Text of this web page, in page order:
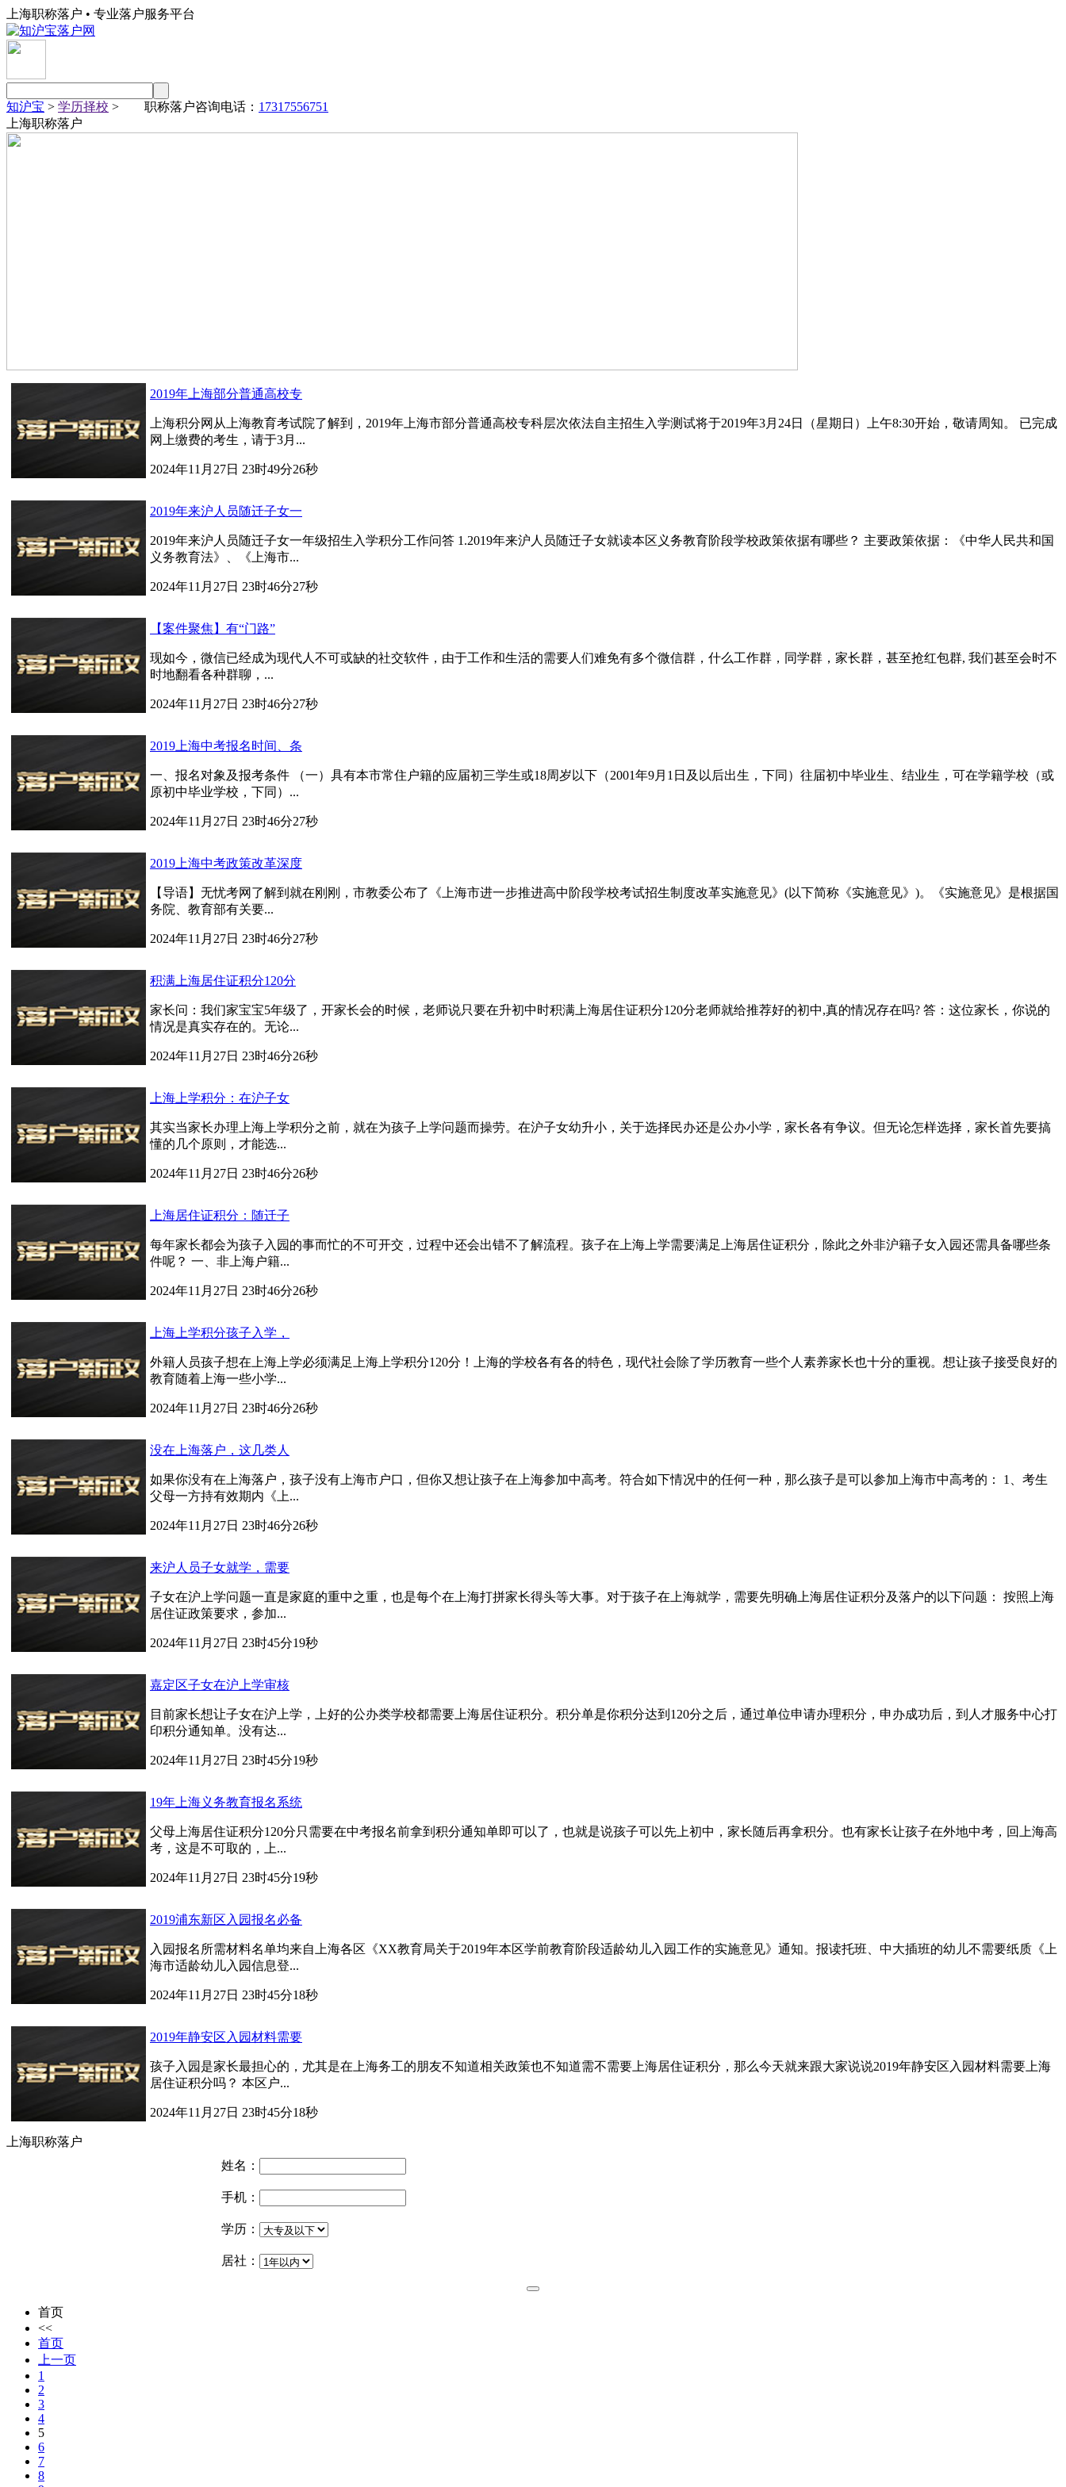
上海职称落户 • 专业落户服务平台
知沪宝 > 学历择校 > 职称落户咨询电话： 17317556751
上海职称落户
2019年上海部分普通高校专
上海积分网从上海教育考试院了解到，2019年上海市部分普通高校专科层次依法自主招生入学测试将于2019年3月24日（星期日）上午8:30开始，敬请周知。 已完成
网上缴费的考生，请于3月...
2024年11月27日 23时49分26秒
2019年来沪人员随迁子女一
2019年来沪人员随迁子女一年级招生入学积分工作问答 1.2019年来沪人员随迁子女就读本区义务教育阶段学校政策依据有哪些？ 主要政策依据：《中华人民共和国
义务教育法》、《上海市...
2024年11月27日 23时46分27秒
【案件聚焦】有“门路”
现如今，微信已经成为现代人不可或缺的社交软件，由于工作和生活的需要人们难免有多个微信群，什么工作群，同学群，家长群，甚至抢红包群, 我们甚至会时不
时地翻看各种群聊，...
2024年11月27日 23时46分27秒
2019上海中考报名时间、条
一、报名对象及报考条件 （一）具有本市常住户籍的应届初三学生或18周岁以下（2001年9月1日及以后出生，下同）往届初中毕业生、结业生，可在学籍学校（或
原初中毕业学校，下同）...
2024年11月27日 23时46分27秒
2019上海中考政策改革深度
【导语】无忧考网了解到就在刚刚，市教委公布了《上海市进一步推进高中阶段学校考试招生制度改革实施意见》(以下简称《实施意见》)。《实施意见》是根据国
务院、教育部有关要...
2024年11月27日 23时46分27秒
积满上海居住证积分120分
家长问：我们家宝宝5年级了，开家长会的时候，老师说只要在升初中时积满上海居住证积分120分老师就给推荐好的初中,真的情况存在吗? 答：这位家长，你说的
情况是真实存在的。无论...
2024年11月27日 23时46分26秒
上海上学积分：在沪子女
其实当家长办理上海上学积分之前，就在为孩子上学问题而操劳。在沪子女幼升小，关于选择民办还是公办小学，家长各有争议。但无论怎样选择，家长首先要搞
懂的几个原则，才能选...
2024年11月27日 23时46分26秒
上海居住证积分：随迁子
每年家长都会为孩子入园的事而忙的不可开交，过程中还会出错不了解流程。孩子在上海上学需要满足上海居住证积分，除此之外非沪籍子女入园还需具备哪些条
件呢？ 一、非上海户籍...
2024年11月27日 23时46分26秒
上海上学积分孩子入学，
外籍人员孩子想在上海上学必须满足上海上学积分120分！上海的学校各有各的特色，现代社会除了学历教育一些个人素养家长也十分的重视。想让孩子接受良好的
教育随着上海一些小学...
2024年11月27日 23时46分26秒
没在上海落户，这几类人
如果你没有在上海落户，孩子没有上海市户口，但你又想让孩子在上海参加中高考。符合如下情况中的任何一种，那么孩子是可以参加上海市中高考的： 1、考生
父母一方持有效期内《上...
2024年11月27日 23时46分26秒
来沪人员子女就学，需要
子女在沪上学问题一直是家庭的重中之重，也是每个在上海打拼家长得头等大事。对于孩子在上海就学，需要先明确上海居住证积分及落户的以下问题： 按照上海
居住证政策要求，参加...
2024年11月27日 23时45分19秒
嘉定区子女在沪上学审核
目前家长想让子女在沪上学，上好的公办类学校都需要上海居住证积分。积分单是你积分达到120分之后，通过单位申请办理积分，申办成功后，到人才服务中心打
印积分通知单。没有达...
2024年11月27日 23时45分19秒
19年上海义务教育报名系统
父母上海居住证积分120分只需要在中考报名前拿到积分通知单即可以了，也就是说孩子可以先上初中，家长随后再拿积分。也有家长让孩子在外地中考，回上海高
考，这是不可取的，上...
2024年11月27日 23时45分19秒
2019浦东新区入园报名必备
入园报名所需材料名单均来自上海各区《XX教育局关于2019年本区学前教育阶段适龄幼儿入园工作的实施意见》通知。报读托班、中大插班的幼儿不需要纸质《上
海市适龄幼儿入园信息登...
2024年11月27日 23时45分18秒
2019年静安区入园材料需要
孩子入园是家长最担心的，尤其是在上海务工的朋友不知道相关政策也不知道需不需要上海居住证积分，那么今天就来跟大家说说2019年静安区入园材料需要上海
居住证积分吗？ 本区户...
2024年11月27日 23时45分18秒
上海职称落户
姓名：
手机：
学历：
居社：
首页
<<
首页
上一页
1
2
3
4
5
6
7
8